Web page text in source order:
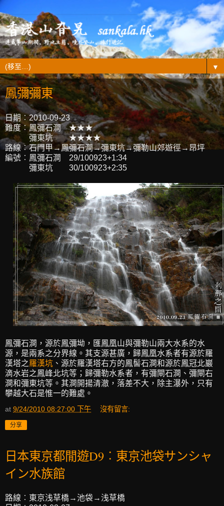
▼
鳳彌彌東
日期︰2010-09-23
難度︰鳳彌石澗 ★★★
彌東坑 ★★★★
路線︰石門甲→鳳彌石澗→彌東坑→彌勒山郊遊徑→昂坪
編號︰鳳彌石澗 29/100923+1:34
彌東坑 30/100923+2:35
鳳彌石澗，源於鳳彌坳，匯鳳凰山與彌勒山兩大水系的水
源，是兩系之分界線。其支源甚廣，歸鳳凰水系者有源於羅
漢塔之羅漢坑 、源於羅漢塔右方的鳳髻石澗和源於鳳冠北巖
滴水岩之鳳峰北坑等；歸彌勒水系者，有彌閘石澗、彌閘右
澗和彌東坑等。其澗開揚清澈，落差不大，除主瀑外，只有
攀越大石是惟一的難處。
at 9/24/2010 08:27:00 下午 沒有留言:
分享
日本東京都閒遊D9︰東京池袋サンシャ
イン水族館
路線︰東京浅草橋→池袋→浅草橋